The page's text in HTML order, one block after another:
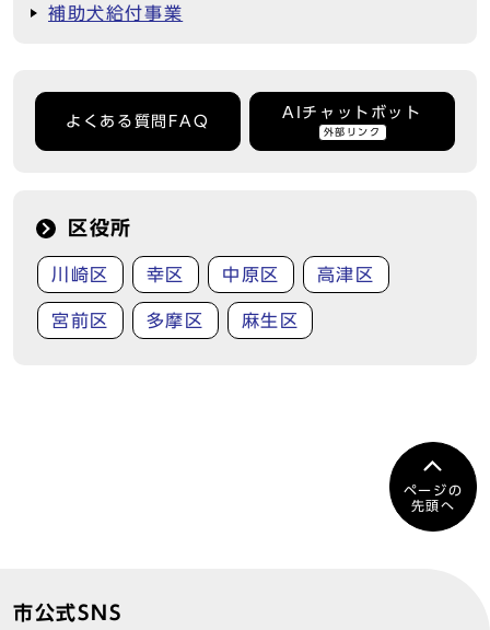
補助犬給付事業
よくある質問FAQ
AIチャットボット
外部リンク
区役所
川崎区 幸区 中原区 高津区
宮前区 多摩区 麻生区
ページの
先頭へ
市公式SNS